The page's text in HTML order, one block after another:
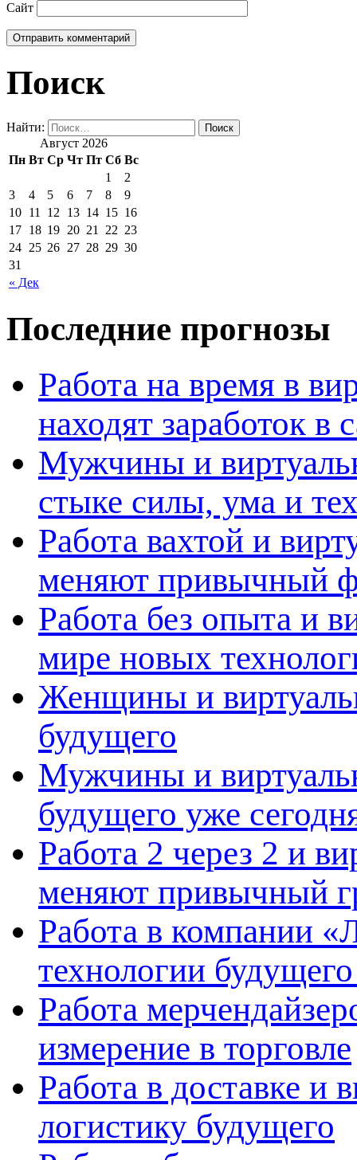
Сайт
Поиск
Найти:
Август 2026
Пн Вт Ср Чт Пт Сб Вс
« Дек
1
2
3
4 5 6 7 8
9
10 11 12 13 14 15 16
17 18 19 20 21 22 23
24 25 26 27 28 29 30
31
Последние прогнозы
Работа на время в
находят заработок
Мужчины и
стыке силы, ума и
Работа вахтой и
меняют привычный
Работа без опыта и
мире новых
Женщины и
будущего
Мужчины и
будущего уже
Работа 2 через 2 и
меняют привычный
Работа в компании
технологии
Работа
измерение в торговле
Работа в доставке и
логистику будущего